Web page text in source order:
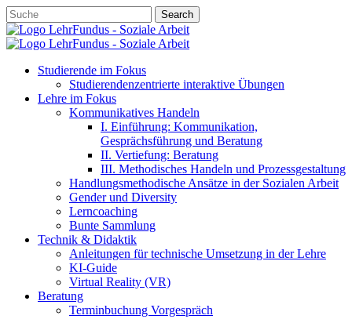
Skip
to
main
content
Search
Close
Search
account
search
Menu
Studierende im Fokus
Studierendenzentrierte interaktive Übungen
Lehre im Fokus
Kommunikatives Handeln
I. Einführung: Kommunikation,
Gesprächsführung und Beratung
II. Vertiefung: Beratung
III. Methodisches Handeln und Prozessgestaltung
Handlungsmethodische Ansätze in der Sozialen Arbeit
Gender und Diversity
Lerncoaching
Bunte Sammlung
Technik & Didaktik
Anleitungen für technische Umsetzung in der Lehre
KI-Guide
Virtual Reality (VR)
Beratung
Terminbuchung Vorgespräch